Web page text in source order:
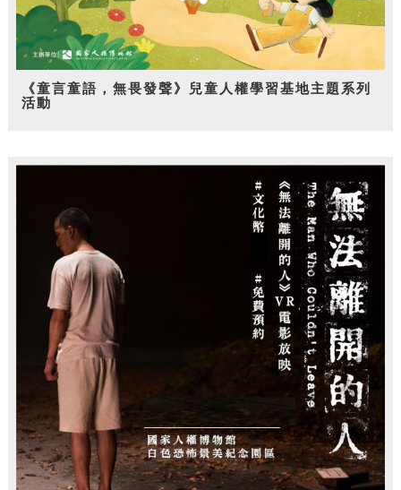
《童言童語，無畏發聲》兒童人權學習基地主題系列
活動